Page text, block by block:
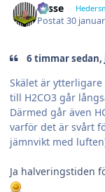
Lasse
Postat30
6 timmar sedan,
Skälet är
till H2CO3 går
Därmed går även
varför det är svårt
jämnvikt med
Ja halveringstiden